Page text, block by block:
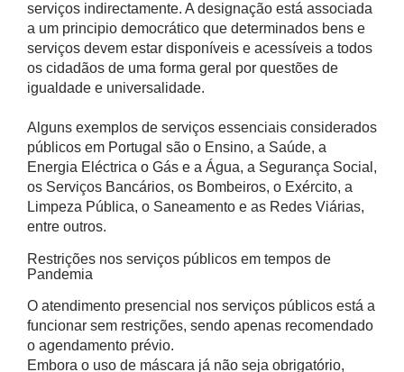
serviços indirectamente. A designação está associada
a um principio democrático que determinados bens e
serviços devem estar disponíveis e acessíveis a todos
os cidadãos de uma forma geral por questões de
igualdade e universalidade.
Alguns exemplos de serviços essenciais considerados
públicos em Portugal são o Ensino, a Saúde, a
Energia Eléctrica o Gás e a Água, a Segurança Social,
os Serviços Bancários, os Bombeiros, o Exército, a
Limpeza Pública, o Saneamento e as Redes Viárias,
entre outros.
Restrições nos serviços públicos em tempos de
Pandemia
O atendimento presencial nos serviços públicos está a
funcionar sem restrições, sendo apenas recomendado
o agendamento prévio.
Embora o uso de máscara já não seja obrigatório,